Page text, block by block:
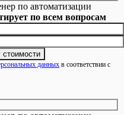
по автоматизации
по всем вопросам
данных в соответствии с